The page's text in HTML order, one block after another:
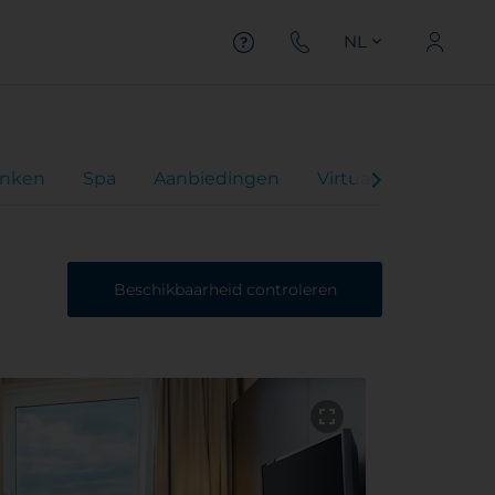
NL
Spa Aanbiedingen Virtual Tour
Beschikbaarheid controleren